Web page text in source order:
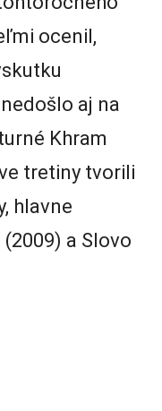
ocenil,
aj na
Khram
tretiny tvorili
hlavne
(2009) a Slovo